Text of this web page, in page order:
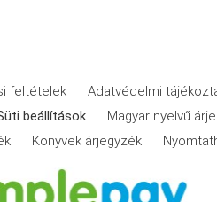
feltételek Adatvédelmi
beállítások
Magyar nyelvű
Könyvek árjegyzék